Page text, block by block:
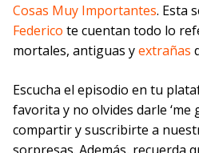
Cosas Muy Importantes. Esta
Federico te cuentan todo lo
mortales, antiguas yextrañas
Escucha el episodio en tu
favorita y no olvides darle ‘me
compartir y suscribirte a